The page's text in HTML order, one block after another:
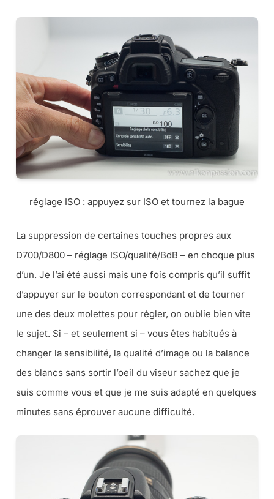
réglage ISO : appuyez sur ISO et tournez la bague
La suppression de certaines touches propres aux
D700/D800 – réglage ISO/qualité/BdB – en choque plus
d’un. Je l’ai été aussi mais une fois compris qu’il suffit
d’appuyer sur le bouton correspondant et de tourner
une des deux molettes pour régler, on oublie bien vite
le sujet. Si – et seulement si – vous êtes habitués à
changer la sensibilité, la qualité d’image ou la balance
des blancs sans sortir l’oeil du viseur sachez que je
suis comme vous et que je me suis adapté en quelques
minutes sans éprouver aucune difficulté.